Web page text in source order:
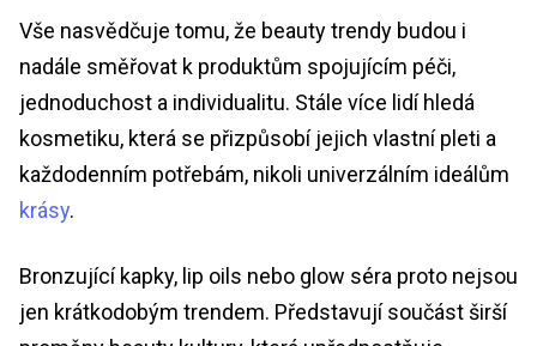
Vše nasvědčuje tomu, že beauty trendy budou i
nadále směřovat k produktům spojujícím péči,
jednoduchost a individualitu. Stále více lidí hledá
kosmetiku, která se přizpůsobí jejich vlastní pleti a
každodenním potřebám, nikoli univerzálním ideálům
krásy.
Bronzující kapky, lip oils nebo glow séra proto nejsou
jen krátkodobým trendem. Představují součást širší